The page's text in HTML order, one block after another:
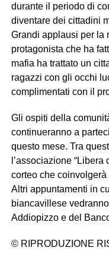
durante il periodo di
diventare dei cittadini
Grandi applausi per la
protagonista che ha
mafia ha trattato un
ragazzi con gli occhi
complimentati con il
Gli ospiti della
continueranno a
questo mese. Tra
l’associazione
corteo che
Altri appuntamenti in
biancavillese
Addiopizzo e del
© RIPRODUZIONE